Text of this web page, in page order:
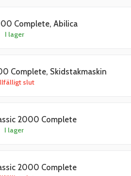
Complete, Abilica
I lager
Complete, Skidstakmaskin
slut
2000 Complete
I lager
2000 Complete